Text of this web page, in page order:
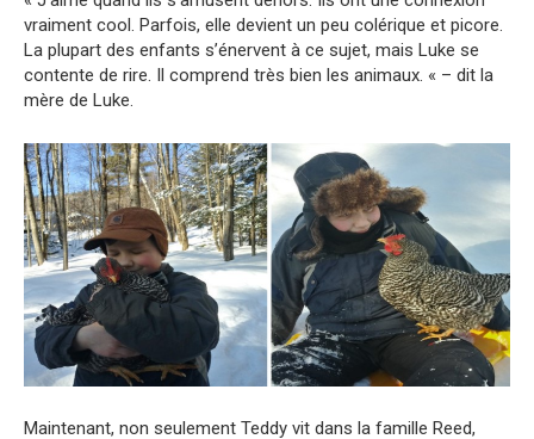
vraiment cool. Parfois, elle devient un peu colérique et picore.
La plupart des enfants s’énervent à ce sujet, mais Luke se
contente de rire. Il comprend très bien les animaux. « – dit la
mère de Luke.
Maintenant, non seulement Teddy vit dans la famille Reed,